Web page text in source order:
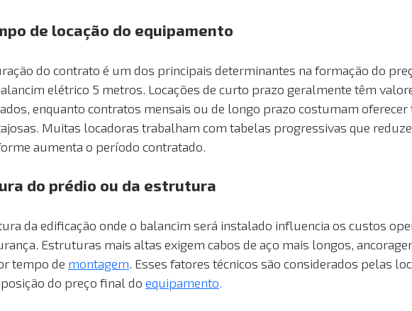
de locação do equipamento
do contrato é um dos principais determinantes na formação do
elétrico 5 metros. Locações de curto prazo geralmente têm
enquanto contratos mensais ou de longo prazo costumam oferecer
Muitas locadoras trabalham com tabelas progressivas que
aumenta o período contratado.
do prédio ou da estrutura
da edificação onde o balancim será instalado influencia os custos
Estruturas mais altas exigem cabos de aço mais longos,
tempo de montagem. Esses fatores técnicos são considerados pelas
do preço final do equipamento.